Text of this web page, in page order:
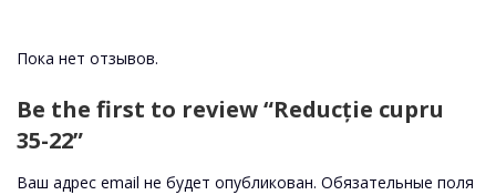
Пока нет отзывов.
Be the first to review “Reducție cupru
35-22”
Ваш адрес email не будет опубликован. Обязательные поля